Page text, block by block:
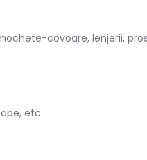
covoare, lenjerii,
etc.